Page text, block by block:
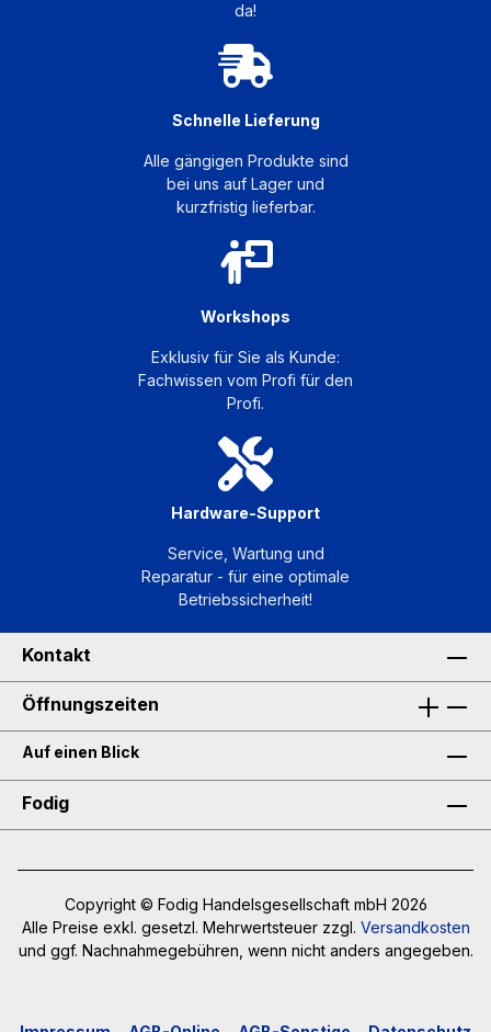
da!
Schnelle Lieferung
Alle gängigen Produkte sind
bei uns auf Lager und
kurzfristig lieferbar.
Workshops
Exklusiv für Sie als Kunde:
Fachwissen vom Profi für den
Profi.
Hardware-Support
Service, Wartung und
Reparatur - für eine optimale
Betriebssicherheit!
Kontakt
Öffnungszeiten
Auf einen Blick
Fodig
Copyright © Fodig Handelsgesellschaft mbH 2026
Alle Preise exkl. gesetzl. Mehrwertsteuer zzgl. Versandkosten
und ggf. Nachnahmegebühren, wenn nicht anders angegeben.